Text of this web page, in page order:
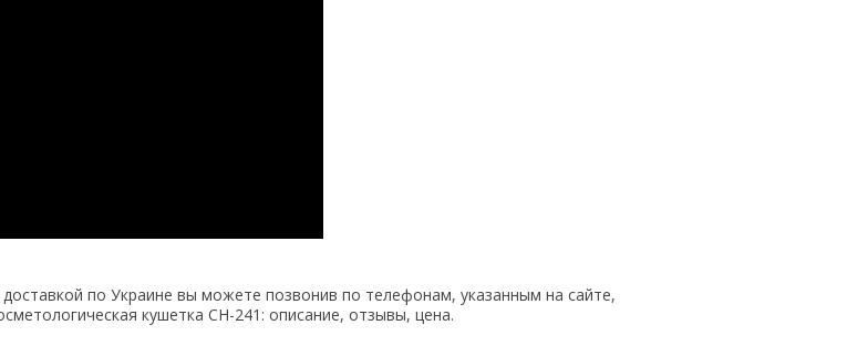
доставкой по Украине вы можете позвонив по телефонам, указанным на сайте,
кушетка CH-241: описание, отзывы, цена.